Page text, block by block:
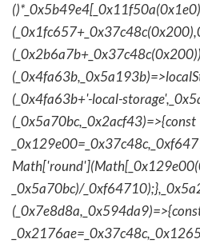
(_0x4fa63b+'-local-
(_0x5a70bc,_0x2acf43)=>{const
_0x5a70bc)/